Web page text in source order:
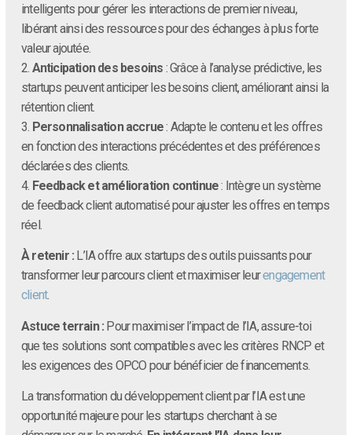
intelligents pour gérer les interactions de premier niveau,
libérant ainsi des ressources pour des échanges à plus forte
valeur ajoutée.
2. Anticipation des besoins : Grâce à l’analyse prédictive, les
startups peuvent anticiper les besoins client, améliorant ainsi la
rétention client.
3. Personnalisation accrue: Adapte le contenu et les offres
en fonction des interactions précédentes et des préférences
déclarées des clients.
4. Feedback et amélioration continue: Intègre un système
de feedback client automatisé pour ajuster les offres en temps
réel.
À retenir : L’IA offre aux startups des outils puissants pour
transformer leur parcours client et maximiser leurengagement
client.
Astuce terrain : Pour maximiser l’impact de l’IA, assure-toi
que tes solutions sont compatibles avec les critères RNCP et
les exigences des OPCO pour bénéficier de financements.
La transformation du développement client par l’IA est une
opportunité majeure pour les startups cherchant à se